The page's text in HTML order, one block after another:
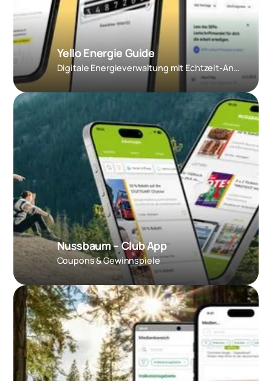
Yello Energie Guide
Digitale Energieverwaltung mit Echtzeit-Analysen
Nussbaum – Club App
Coupons & Gewinnspiele